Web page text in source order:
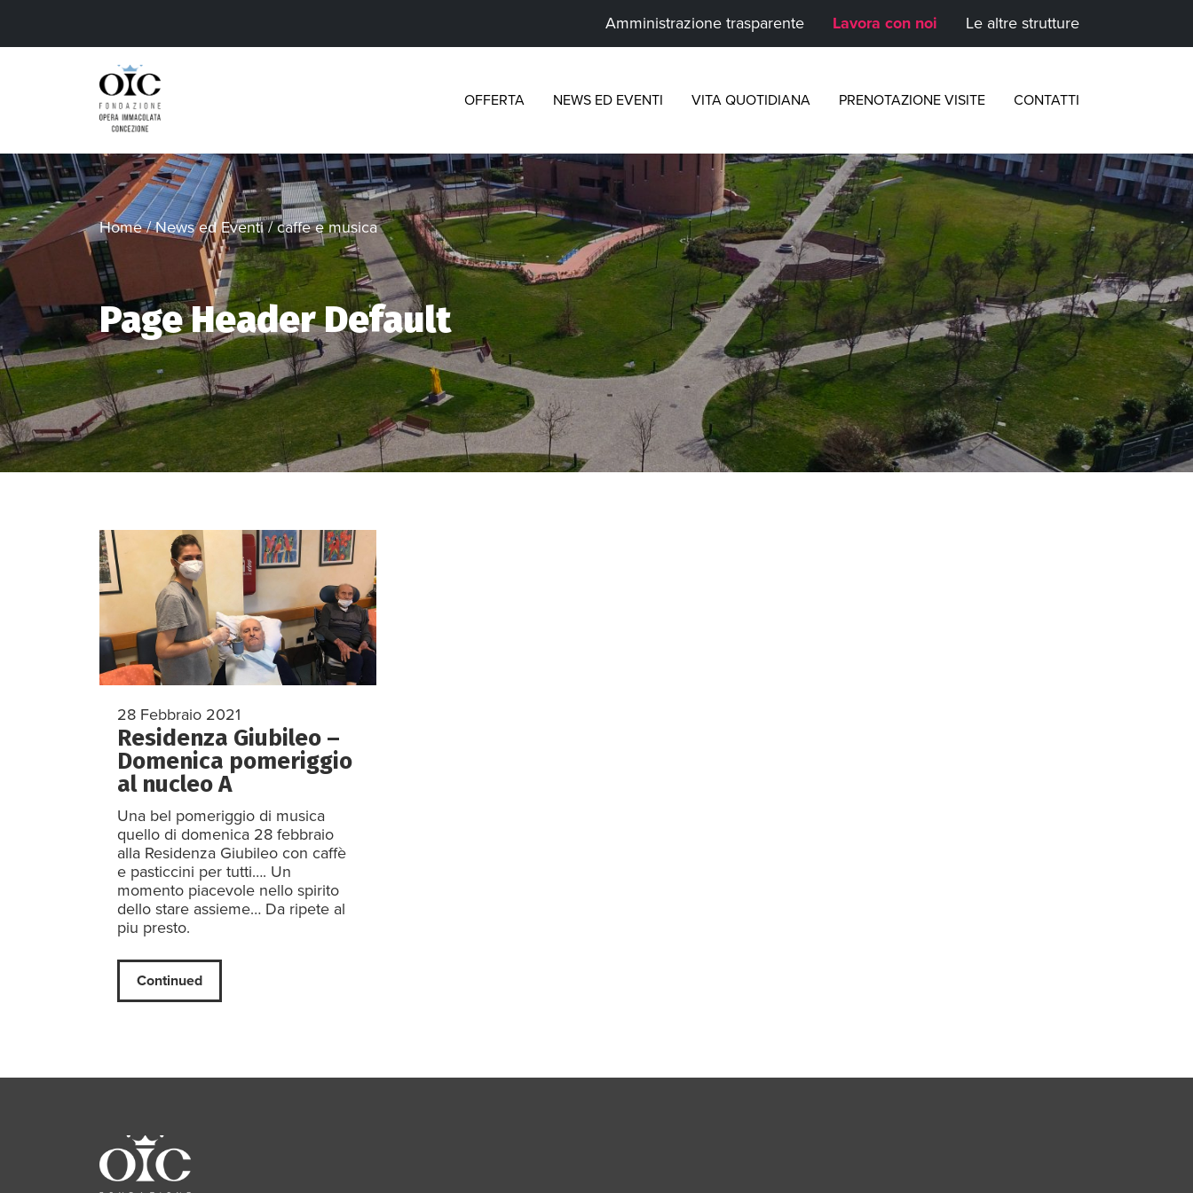
Amministrazione trasparente Lavora con noi Le altre strutture
OFFERTA NEWS ED EVENTI VITA QUOTIDIANA PRENOTAZIONE VISITE CONTATTI
Home/News ed Eventi/caffe e musica
Page Header Default
28 Febbraio 2021
Residenza Giubileo –
Domenica pomeriggio
al nucleo A
Una bel pomeriggio di musica
quello di domenica 28 febbraio
alla Residenza Giubileo con caffè
e pasticcini per tutti…. Un
momento piacevole nello spirito
dello stare assieme… Da ripete al
piu presto.
Continued